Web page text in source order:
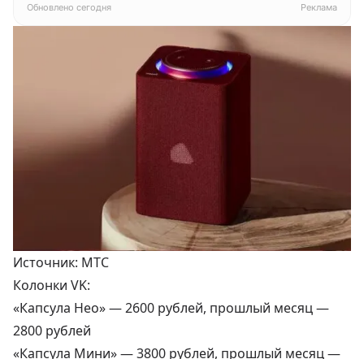
Обновлено сегодня Реклама
Источник: МТС
Колонки VK:
«Капсула Нео» —2600 рублей, прошлый месяц —
2800 рублей
«Капсула Мини» —3800 рублей, прошлый месяц —